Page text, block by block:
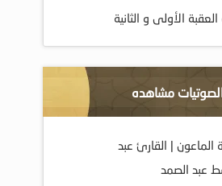
الأولى و الثانية
مشاهده
الماعون | القارئ عبد
عبد الصمد